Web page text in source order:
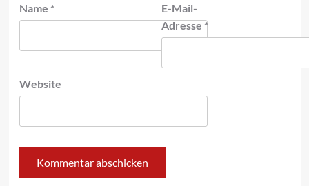
Name *
E-Mail-
Adresse*
Website